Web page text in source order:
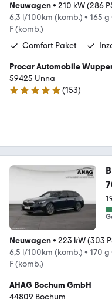
Neuwagen• 210 kW (286
6,3 l/100km (komb.) • 165 g
F (komb.)
Comfort Paket
Procar Automobile
59425 Unna
4.8 Sterne
(153)
Neuwagen• 223 kW (303
6,5 l/100km (komb.) • 170 g
F (komb.)
AHAG Bochum GmbH
44809 Bochum